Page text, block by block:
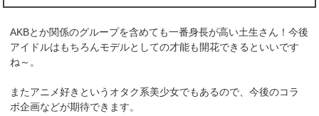
AKBとか関係のグループを含めても一番身長が高い土生さん！今後
アイドルはもちろんモデルとしての才能も開花できるといいです
ね～。
またアニメ好きというオタク系美少女でもあるので、今後のコラ
ボ企画などが期待できます。